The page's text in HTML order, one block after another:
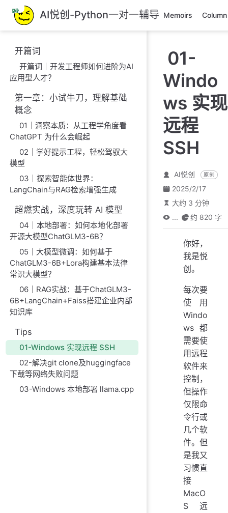
跳
至
主
內
AI悦创-Python一对一辅导 Memoirs Column
开篇词
开篇词｜开发工程师如何进阶为AI
应用型人才？
第一章：小试牛刀，理解基础
概念
01｜洞察本质：从工程学角度看
ChatGPT 为什么会崛起
02｜学好提示工程，轻松驾驭大
模型
03｜探索智能体世界：
LangChain与RAG检索增强生成
超燃实战，深度玩转 AI 模型
04｜本地部署：如何本地化部署
开源大模型ChatGLM3-6B？
05｜大模型微调：如何基于
ChatGLM3-6B+Lora构建基本法律
常识大模型？
06｜RAG实战：基于ChatGLM3-
6B+LangChain+Faiss搭建企业内部
知识库
Tips
01-Windows 实现远程 SSH
02-解决git clone及huggingface
下载等网络失败问题
03-Windows 本地部署 llama.cpp
01-
Windo
ws 实现
远程
SSH
AI悦创 原创
2025/2/17
大约 3 分钟
...
约 820 字
你好，
我是悦
创。
每次要
使用
Windo
ws 都
需要使
用远程
软件来
控制，
但操作
仅限命
令行或
几个软
件。但
是我又
习惯直
接
MacO
S 远